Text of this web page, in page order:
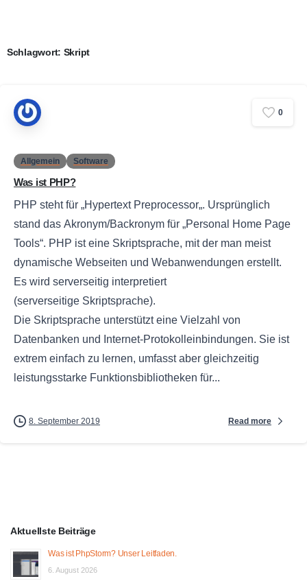
Schlagwort: Skript
0
Allgemein Software
Was ist PHP?
PHP steht für „Hypertext Preprocessor„. Ursprünglich
stand das Akronym/Backronym für „Personal Home Page
Tools“. PHP ist eine Skriptsprache, mit der man meist
dynamische Webseiten und Webanwendungen erstellt.
Es wird serverseitig interpretiert
(serverseitige Skriptsprache).
Die Skriptsprache unterstützt eine Vielzahl von
Datenbanken und Internet-Protokolleinbindungen. Sie ist
extrem einfach zu lernen, umfasst aber gleichzeitig
leistungsstarke Funktionsbibliotheken für...
8. September 2019 Read more
Aktuellste Beiträge
Was ist PhpStorm? Unser Leitfaden.
6. August 2026